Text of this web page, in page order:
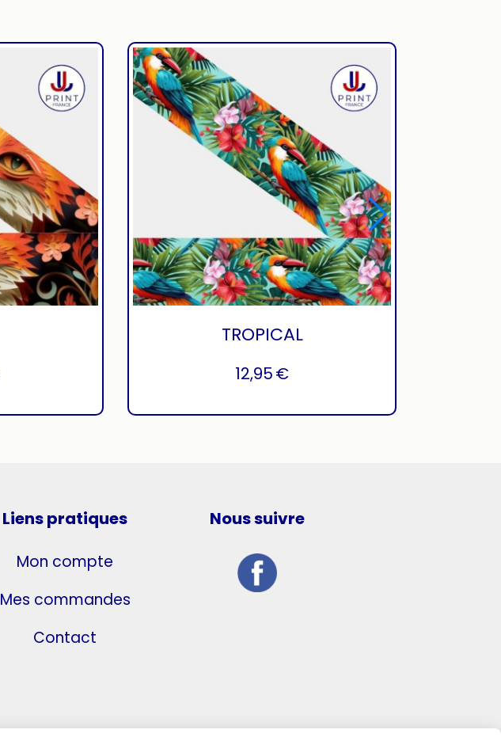
TROPICAL
12,95€
Liens pratiques
Mon compte
Mes commandes
Contact
Nous suivre